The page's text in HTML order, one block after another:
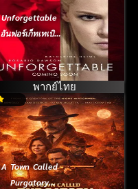
Unforgettable
อันฟอร์เก็ทเทเบิล
(2017)
พากย์ไทย
A Town Called
Purgatory